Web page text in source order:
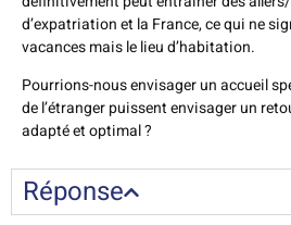
d’expatriation et la France, ce qui ne
vacances mais le lieu d’habitation.
Pourrions-nous envisager un accueil
de l’étranger puissent envisager un
adapté et optimal ?
Réponse